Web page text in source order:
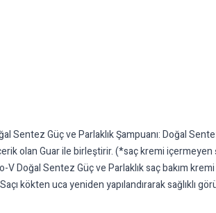
Güç ve Parlaklık Şampuanı: Doğal
olan Guar ile birleştirir. (*saç kremi içermeyen
Doğal Sentez Güç ve Parlaklık saç bakım
kökten uca yeniden yapılandırarak sağlıklı